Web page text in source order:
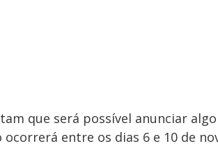
que será possível anunciar
entre os dias 6 e 10 de